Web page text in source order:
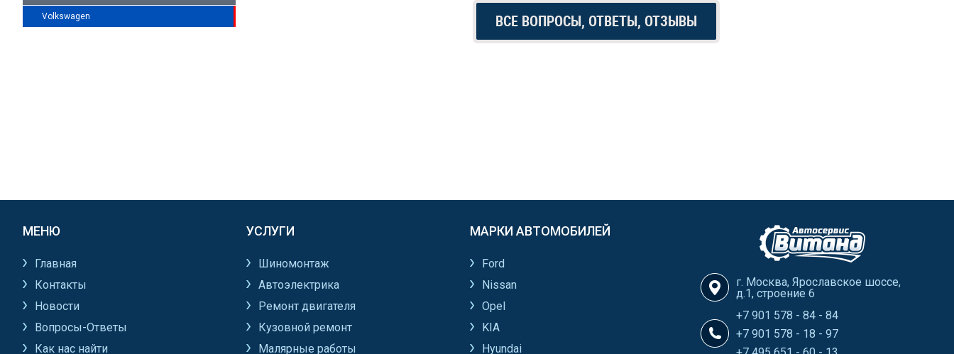
Volkswagen ВСЕ ВОПРОСЫ, ОТВЕТЫ, ОТЗЫВЫ
МЕНЮ
Главная
Контакты
Новости
Вопросы-Ответы
Как нас найти
УСЛУГИ
Шиномонтаж
Автоэлектрика
Ремонт двигателя
Кузовной ремонт
Малярные работы
МАРКИ АВТОМОБИЛЕЙ
Ford
Nissan
Opel
KIA
Hyundai
г. Москва, Ярославское шоссе,
д.1, строение 6
+7 901 578 - 84 - 84
+7 901 578 - 18 - 97